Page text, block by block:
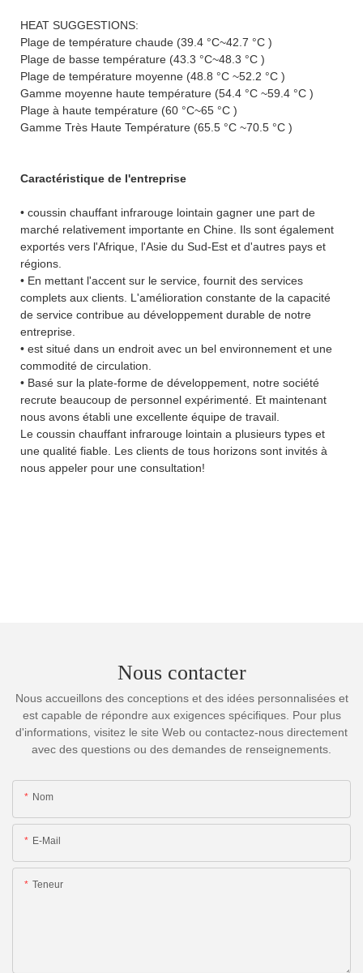
HEAT SUGGESTIONS:
Plage de température chaude (39.4 °C~42.7 °C )
Plage de basse température (43.3 °C~48.3 °C )
Plage de température moyenne (48.8 °C ~52.2 °C )
Gamme moyenne haute température (54.4 °C ~59.4 °C )
Plage à haute température (60 °C~65 °C )
Gamme Très Haute Température (65.5 °C ~70.5 °C )
Caractéristique de l'entreprise
• coussin chauffant infrarouge lointain gagner une part de
marché relativement importante en Chine. Ils sont également
exportés vers l'Afrique, l'Asie du Sud-Est et d'autres pays et
régions.
• En mettant l'accent sur le service, fournit des services
complets aux clients. L'amélioration constante de la capacité
de service contribue au développement durable de notre
entreprise.
• est situé dans un endroit avec un bel environnement et une
commodité de circulation.
• Basé sur la plate-forme de développement, notre société
recrute beaucoup de personnel expérimenté. Et maintenant
nous avons établi une excellente équipe de travail.
Le coussin chauffant infrarouge lointain a plusieurs types et
une qualité fiable. Les clients de tous horizons sont invités à
nous appeler pour une consultation!
Nous contacter
Nous accueillons des conceptions et des idées personnalisées et
est capable de répondre aux exigences spécifiques. Pour plus
d'informations, visitez le site Web ou contactez-nous directement
avec des questions ou des demandes de renseignements.
Nom
E-Mail
Teneur